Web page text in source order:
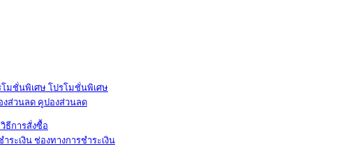
โปรโมชั่นพิเศษ
คูปองส่วนลด
วิธีการสั่งซื้อ
ช่องทางการชำระเงิน